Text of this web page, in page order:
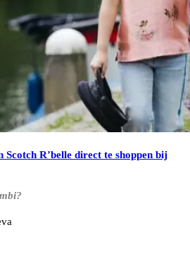
R’belle direct te shoppen bij